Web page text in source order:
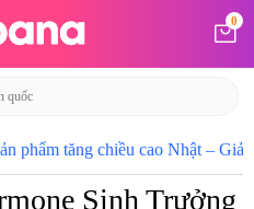
0
phẩm tăng chiều cao Nhật –
Sinh Trưởng